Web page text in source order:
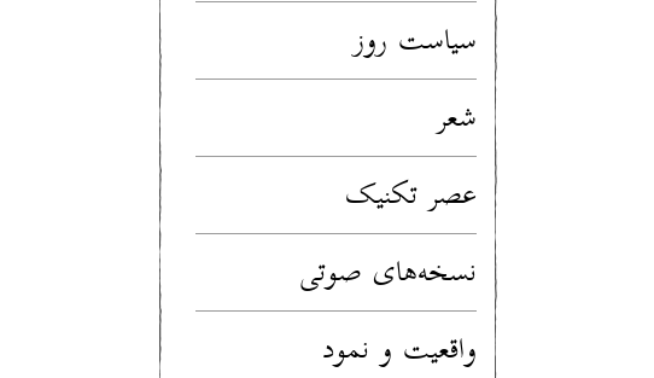
سیاست روز
شعر
عصر تکنیک
نسخه‌های صوتی
واقعیت و نمود